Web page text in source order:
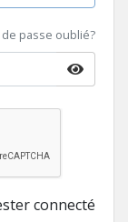
passe oublié?
connecté